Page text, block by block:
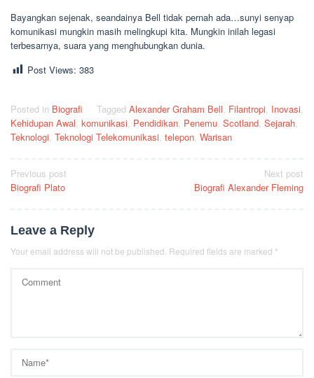
Bayangkan sejenak, seandainya Bell tidak pernah ada…sunyi senyap
komunikasi mungkin masih melingkupi kita. Mungkin inilah legasi
terbesarnya, suara yang menghubungkan dunia.
Post Views: 383
Posted in Biografi Tagged Alexander Graham Bell, Filantropi, Inovasi,
Kehidupan Awal, komunikasi, Pendidikan, Penemu, Scotland, Sejarah,
Teknologi, Teknologi Telekomunikasi, telepon, Warisan
Post
navigation
Previous post
Biografi Plato
Next post
Biografi Alexander Fleming
Leave a Reply
Your email address will not be published. Required fields are marked *